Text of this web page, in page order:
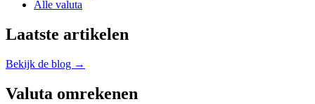
Alle valuta
Laatste artikelen
Bekijk de blog →
Valuta omrekenen